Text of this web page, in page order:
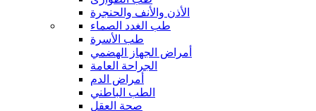
الأذن والأنف والحنجرة
طب الغدد الصماء
طب الأسرة
أمراض الجهاز الهضمي
الجراحة العامة
أمراض الدم
الطب الباطني
صحة العقل